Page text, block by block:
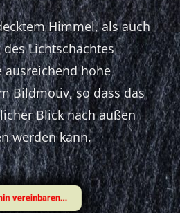
Himmel, als auch
Lichtschachtes
ausreichend hohe
Bildmotiv, so dass das
Blick nach außen
werden kann.
vereinbaren...